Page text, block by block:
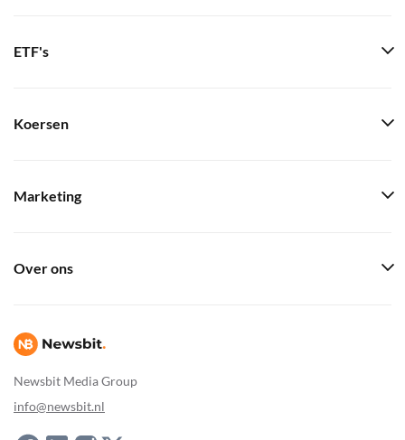
Newsbit Media Group
info@newsbit.nl
ETF's
Koersen
Marketing
Over ons